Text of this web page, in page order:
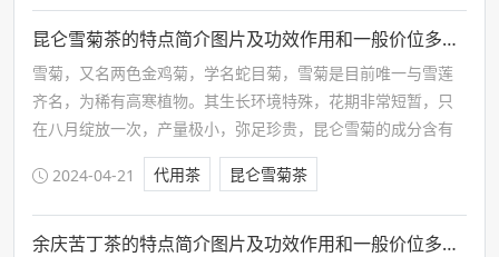
昆仑雪菊茶的特点简介图片及功效作用和一般价位多少钱一斤
雪菊，又名两色金鸡菊，学名蛇目菊，雪菊是目前唯一与雪莲
齐名，为稀有高寒植物。其生长环境特殊，花期非常短暂，只
在八月绽放一次，产量极小，弥足珍贵，昆仑雪菊的成分含有
挥发油，菊甙、腺嘌呤、胆碱、水苏碱、小蘖碱、黄酮类、菊
色素、维生素和18种氨基酸。
2024-04-21 代用茶 昆仑雪菊茶
余庆苦丁茶的特点简介图片及功效作用和一般价位多少钱一斤